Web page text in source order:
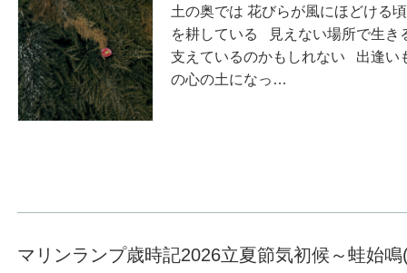
土の奥では 花びらが風にほどける
を耕している 見えない場所で生き
支えているのかもしれない 出逢い
の心の土になっ…
マリンランプ歳時記2026立夏節気初候～蛙始